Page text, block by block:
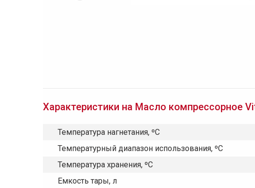
Характеристики на Масло компрессорное
Температура нагнетания, ºС
Температурный диапазон использования, ºС
Температура хранения, ºС
Емкость тары, л